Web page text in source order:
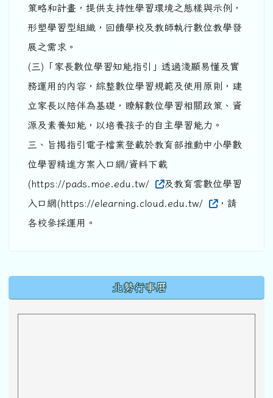
策略和計畫，提供支持性學習環境之態樣與示例，
形塑學習型組織，回饋學校及教師執行數位教學發
展之需求。
(三)「家長數位學習知能指引」透過淺顯易懂及實
務運用的內容，綜整數位學習規範及使用原則，建
立家長以陪伴為基礎，瞭解數位學習相關政策、資
源及素養知能，以培養孩子的自主學習能力。
三、旨揭指引電子檔業登載於教育部推動中小學數
位學習精進方案入口網/資料下載
(https://pads.moe.edu.tw/
及教育雲數位學習
入口網(https://elearning.cloud.edu.tw/
，請
各校參採運用。
北勢行事曆